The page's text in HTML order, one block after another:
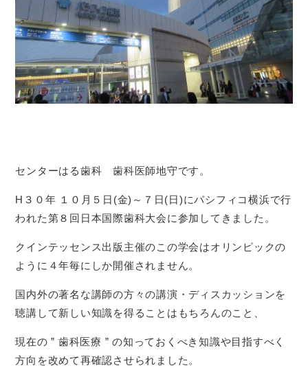
センターはる歯科 歯科医師地守です。
H３０年 １０月５日(金)～７日(日)にパシフィコ横浜で行
われた第８回日本国際歯科大会に参加してきました。
クインテッセンス出版主催のこの学会はオリンピックの
ように４年毎にしか開催されません。
国内外の著名な講師の方々の講演・ディスカッションを
聴講して新しい知識を得ることはもちろんのこと、
現在の ” 歯科医療 ” の知っておくべき知識や目指すべく
方向を改めて再確認させられました。